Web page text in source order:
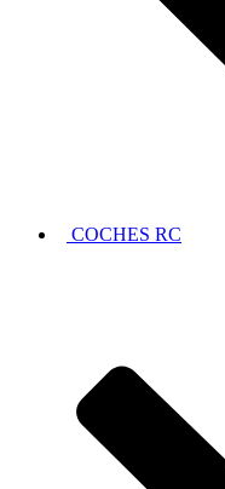
COCHES RC